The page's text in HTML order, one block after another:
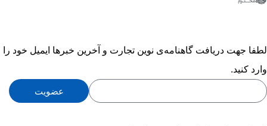
لطفا جهت دریافت گاهنامه‌ی نوین تجارت و آخرین خبرها ایمیل خود را
وارد کنید.
عضویت